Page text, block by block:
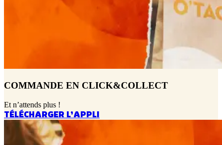
COMMANDE EN CLICK&COLLECT
Et n’attends plus !
TÉLÉCHARGER L’APPLI